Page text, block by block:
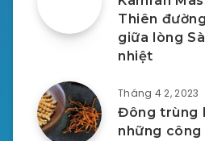
Thiên
giữa lòng
nhiệt
Tháng 4 2, 2023
Đông trùng
những công